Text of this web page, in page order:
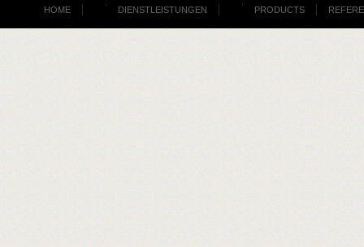
HOME DIENSTLEISTUNGEN PRODUCTS